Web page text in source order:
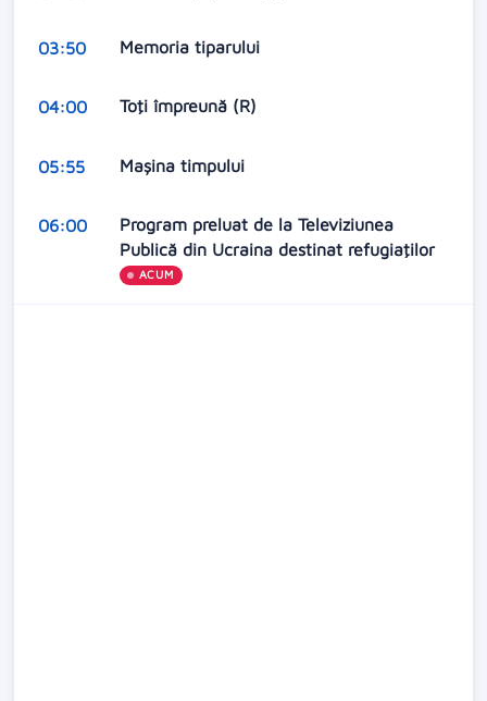
03:50 Memoria tiparului
04:00 Toţi împreună (R)
05:55 Maşina timpului
06:00
Program preluat de la Televiziunea
Publică din Ucraina destinat refugiaţilor
ACUM